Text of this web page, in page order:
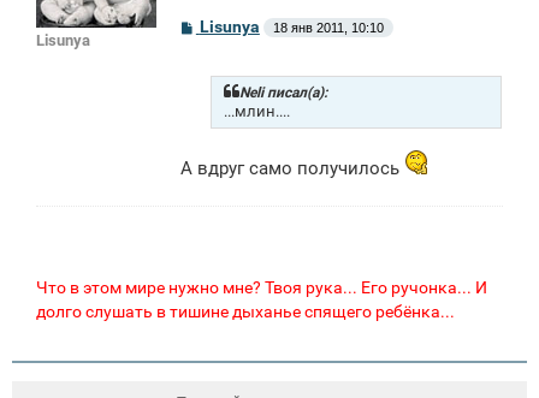
Lisunya
С
о
Lisunya 18 янв 2011, 10:10
Neli писал(а):
...млин....
А вдруг само получилось
Что в этом мире нужно мне? Твоя рука... Его ручонка... И
долго слушать в тишине дыханье спящего ребёнка...